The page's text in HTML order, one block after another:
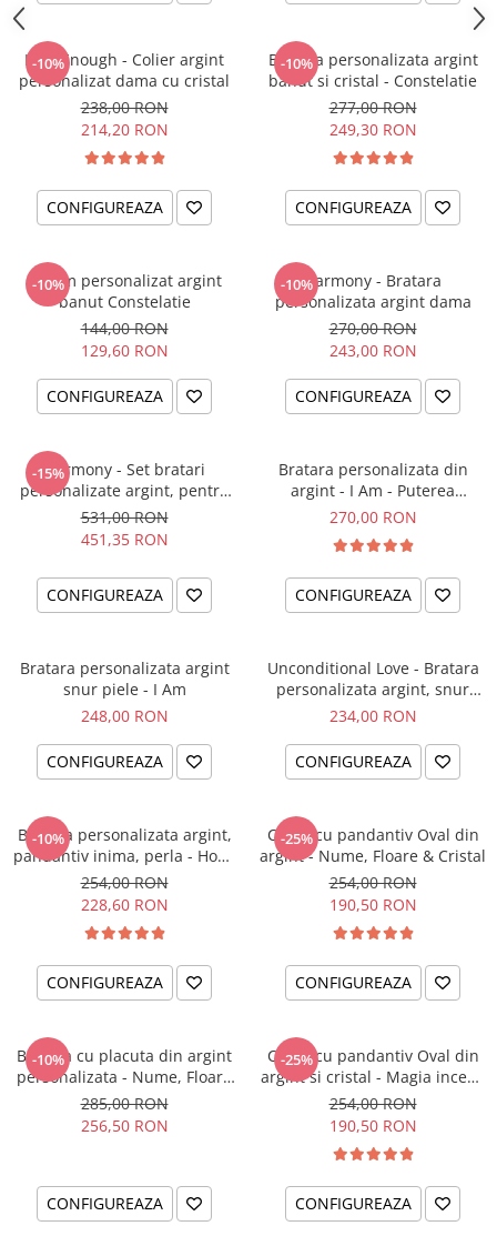
-10%
I am Enough - Colier argint
personalizat dama cu cristal
238,00 RON
214,20 RON
CONFIGUREAZA
-10%
Bratara personalizata argint
banut si cristal - Constelatie
277,00 RON
249,30 RON
CONFIGUREAZA
-10%
Charm personalizat argint
banut Constelatie
144,00 RON
129,60 RON
CONFIGUREAZA
-10%Harmony - Bratara
personalizata argint dama
270,00 RON
243,00 RON
CONFIGUREAZA
-15%
Harmony - Set bratari
personalizate argint, pentru
el si ea
531,00 RON
451,35 RON
CONFIGUREAZA
Bratara personalizata din
argint - I Am - Puterea
intentiei la mana ta
270,00 RON
CONFIGUREAZA
Bratara personalizata argint
snur piele - I Am
248,00 RON
CONFIGUREAZA
Unconditional Love - Bratara
personalizata argint, snur
impletit piele
234,00 RON
CONFIGUREAZA
-10%
Bratara personalizata argint,
pandantiv inima, perla - Hope
& Faith
254,00 RON
228,60 RON
CONFIGUREAZA
-25%
Colier cu pandantiv Oval din
argint - Nume, Floare & Cristal
254,00 RON
190,50 RON
CONFIGUREAZA
-10%
Bratara cu placuta din argint
personalizata - Nume, Floare
& Cristal
285,00 RON
256,50 RON
CONFIGUREAZA
-25%
Colier cu pandantiv Oval din
argint si cristal - Magia incepe
cu tine
254,00 RON
190,50 RON
CONFIGUREAZA